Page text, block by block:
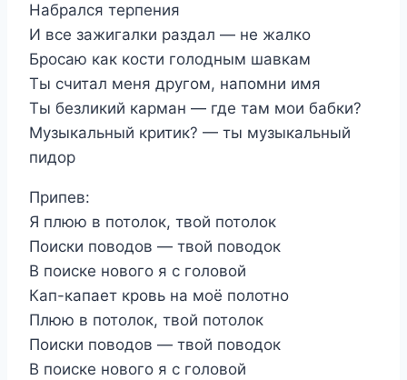
Набрался терпения
И все зажигалки раздал — не жалко
Бросаю как кости голодным шавкам
Ты считал меня другом, напомни имя
Ты безликий карман — где там мои бабки?
Музыкальный критик? — ты музыкальный
пидор
Припев:
Я плюю в потолок, твой потолок
Поиски поводов — твой поводок
В поиске нового я с головой
Кап-капает кровь на моё полотно
Плюю в потолок, твой потолок
Поиски поводов — твой поводок
В поиске нового я с головой